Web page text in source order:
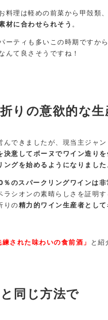
料理は軽めの前菜から甲殻類
材に合わせられそう 。
ーティも多いこの時期ですから
んて良さそうですね！
りの意欲的な生
んできましたが、現当主ジャ
決意してボーヌでワイン造り
グを始めるようになりました
のスパークリングワインは非
シオンの素晴らしさを証明
りの精力的ワイン生産者とし
された味わいの食前酒」
と紹
同じ方法で